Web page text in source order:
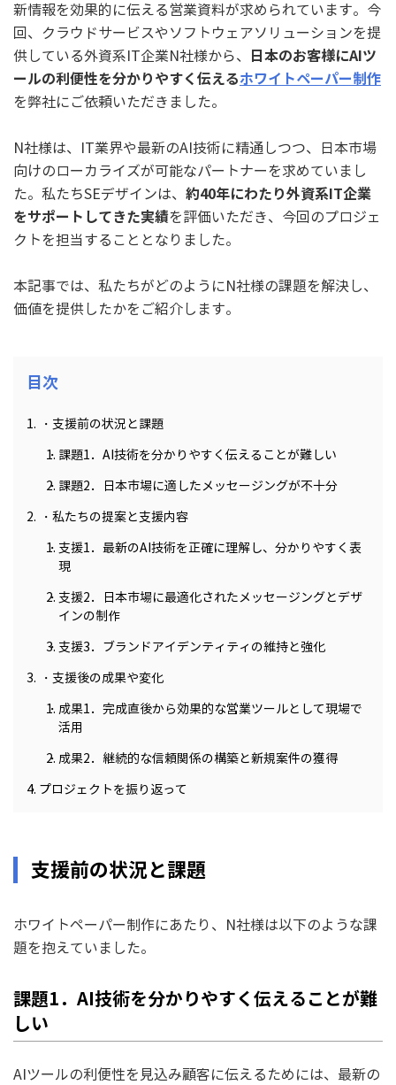
新情報を効果的に伝える営業資料が求められています。今
回、クラウドサービスやソフトウェアソリューションを提
供している外資系IT企業N社様から、
日本のお客様にAIツ
ールの利便性を分かりやすく伝えるホワイトペーパー制作
を弊社にご依頼いただきました。
N社様は、IT業界や最新のAI技術に精通しつつ、日本市場
向けのローカライズが可能なパートナーを求めていまし
た。私たちSEデザインは、 約40年にわたり外資系IT企業
をサポートしてきた実績を評価いただき、今回のプロジェ
クトを担当することとなりました。
本記事では、私たちがどのようにN社様の課題を解決し、
価値を提供したかをご紹介します。
目次
支援前の状況と課題
課題1．AI技術を分かりやすく伝えることが難しい
課題2．日本市場に適したメッセージングが不十分
私たちの提案と支援内容
支援1．最新のAI技術を正確に理解し、分かりやすく表
現
支援2．日本市場に最適化されたメッセージングとデザ
インの制作
支援3．ブランドアイデンティティの維持と強化
支援後の成果や変化
成果1．完成直後から効果的な営業ツールとして現場で
活用
成果2．継続的な信頼関係の構築と新規案件の獲得
プロジェクトを振り返って
支援前の状況と課題
ホワイトペーパー制作にあたり、N社様は以下のような課
題を抱えていました。
課題1．AI技術を分かりやすく伝えることが難
しい
AIツールの利便性を見込み顧客に伝えるためには、最新の